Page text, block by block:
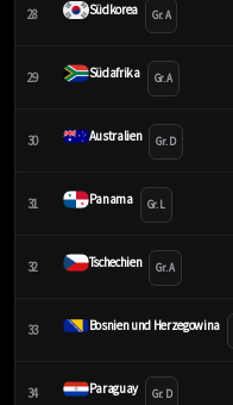
28 Südkorea Gr. A
29 Südafrika Gr. A
30 Australien Gr. D
31 Panama Gr. L
32 Tschechien Gr. A
33 Bosnien und Herzegowina
34 Paraguay Gr. D